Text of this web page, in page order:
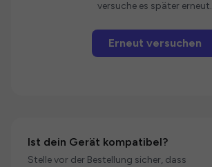
versuche es später erneut.
Erneut versuchen
Ist dein Gerät kompatibel?
Stelle vor der Bestellung sicher, dass